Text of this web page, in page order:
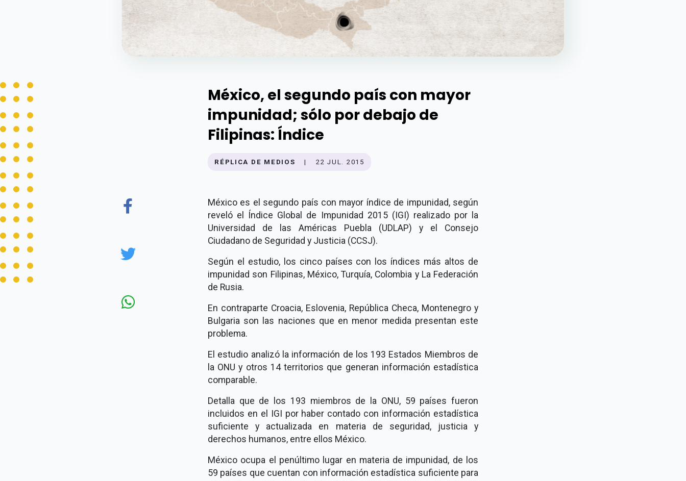
México, el segundo país con mayor
impunidad; sólo por debajo de
Filipinas: Índice
RÉPLICA DE MEDIOS | 22 JUL. 2015
México es el segundo país con mayor índice de impunidad, según
reveló el Índice Global de Impunidad 2015 (IGI) realizado por la
Universidad de las Américas Puebla (UDLAP) y el Consejo
Ciudadano de Seguridad y Justicia (CCSJ).
Según el estudio, los cinco países con los índices más altos de
impunidad son Filipinas, México, Turquía, Colombia y La Federación
de Rusia.
En contraparte Croacia, Eslovenia, República Checa, Montenegro y
Bulgaria son las naciones que en menor medida presentan este
problema.
El estudio analizó la información de los 193 Estados Miembros de
la ONU y otros 14 territorios que generan información estadística
comparable.
Detalla que de los 193 miembros de la ONU, 59 países fueron
incluidos en el IGI por haber contado con información estadística
suficiente y actualizada en materia de seguridad, justicia y
derechos humanos, entre ellos México.
México ocupa el penúltimo lugar en materia de impunidad, de los
59 países que cuentan con información estadística suficiente para